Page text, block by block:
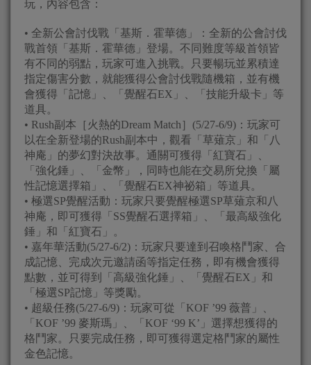
玩，內容包含：
• 全新公會討伐戰「基斯．霍華德」：全新的公會討伐
戰首領「基斯．霍華德」登場。不同難度等級首領皆
有不同的弱點，玩家可進入挑戰。只要暢玩並累積達
指定傷害分數，就能獲得公會討伐戰隨機箱，並有機
會獲得「記憶」、「覺醒石EX」、「技能升級卡」等
道具。
• Rush副本［火熱的Dream Match］(5/27-6/9)：玩家可
以在全新登場的Rush副本中，觀看「草薙京」和「八
神庵」的夢幻對決故事。通關可獲得「紅寶石」、
「強化錘」、「金幣」，同時也能在交易所兌換「屬
性記憶選擇箱」、「覺醒石EX神祕箱」等道具。
• 極選SP覺醒活動：玩家只要覺醒極選SP草薙京和八
神庵，即可獲得「SS覺醒石選擇箱」、「最高級強化
錘」和「紅寶石」。
• 嘉年華活動(5/27-6/2)：玩家只要達到召喚格鬥家、合
成記憶、完成次元邀請函等指定任務，即有機會獲得
點數，並可得到「高級強化錘」、「覺醒石EX」和
「極選SP記憶」等獎勵。
• 超級任務(5/27-6/9)：玩家可從「KOF ’99 薇普」、
「KOF ’99 麥斯瑪」、「KOF ‘99 K’」選擇想獲得的
格鬥家。只要完成任務，即可獲得選定格鬥家的屬性
金色記憶。